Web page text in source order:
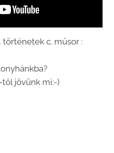
történetek c. műsor :
től jövünk mi:-)